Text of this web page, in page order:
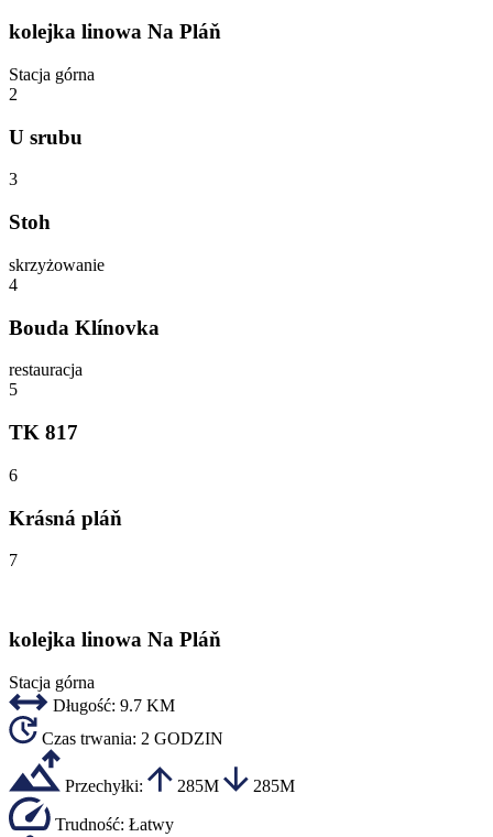
kolejka linowa Na Pláň
Stacja górna
2
U srubu
3
Stoh
skrzyżowanie
4
Bouda Klínovka
restauracja
5
TK 817
6
Krásná pláň
7
kolejka linowa Na Pláň
Stacja górna
Długość: 9.7 KM
Czas trwania: 2 GODZIN
Przechyłki: 285M 285M
Trudność: Łatwy